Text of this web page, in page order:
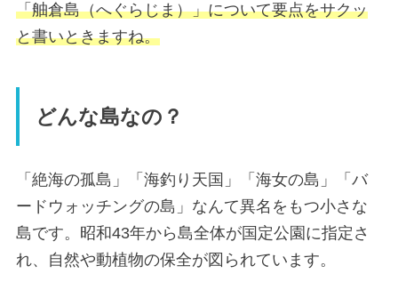
「舳倉島（へぐらじま）」について要点をサクッ
と書いときますね。
どんな島なの？
「絶海の孤島」「海釣り天国」「海女の島」「バ
ードウォッチングの島」なんて異名をもつ小さな
島です。昭和43年から島全体が国定公園に指定さ
れ、自然や動植物の保全が図られています。